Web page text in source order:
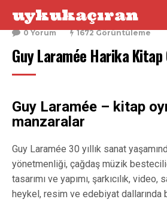
uykukaçıran
13 Kasım 2016
0 Yorum
1672 Görüntüleme
Guy Laramée Harika Kitap
Guy Laramée – kitap
manzaralar
Guy Laramée 30 yıllık sanat
yönetmenliği, çağdaş müzik
tasarımı ve yapımı, şarkıcılık, video,
heykel, resim ve edebiyat dallarında